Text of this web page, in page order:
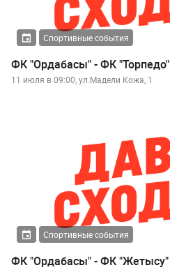
Спортивные события
ФК "Ордабасы" - ФК "Торпедо"
11 июля в 09:00, ул.Мадели Кожа, 1
Спортивные события
ФК "Ордабасы" - ФК "Жетысу"